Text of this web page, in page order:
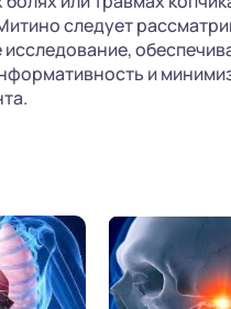
следует
и